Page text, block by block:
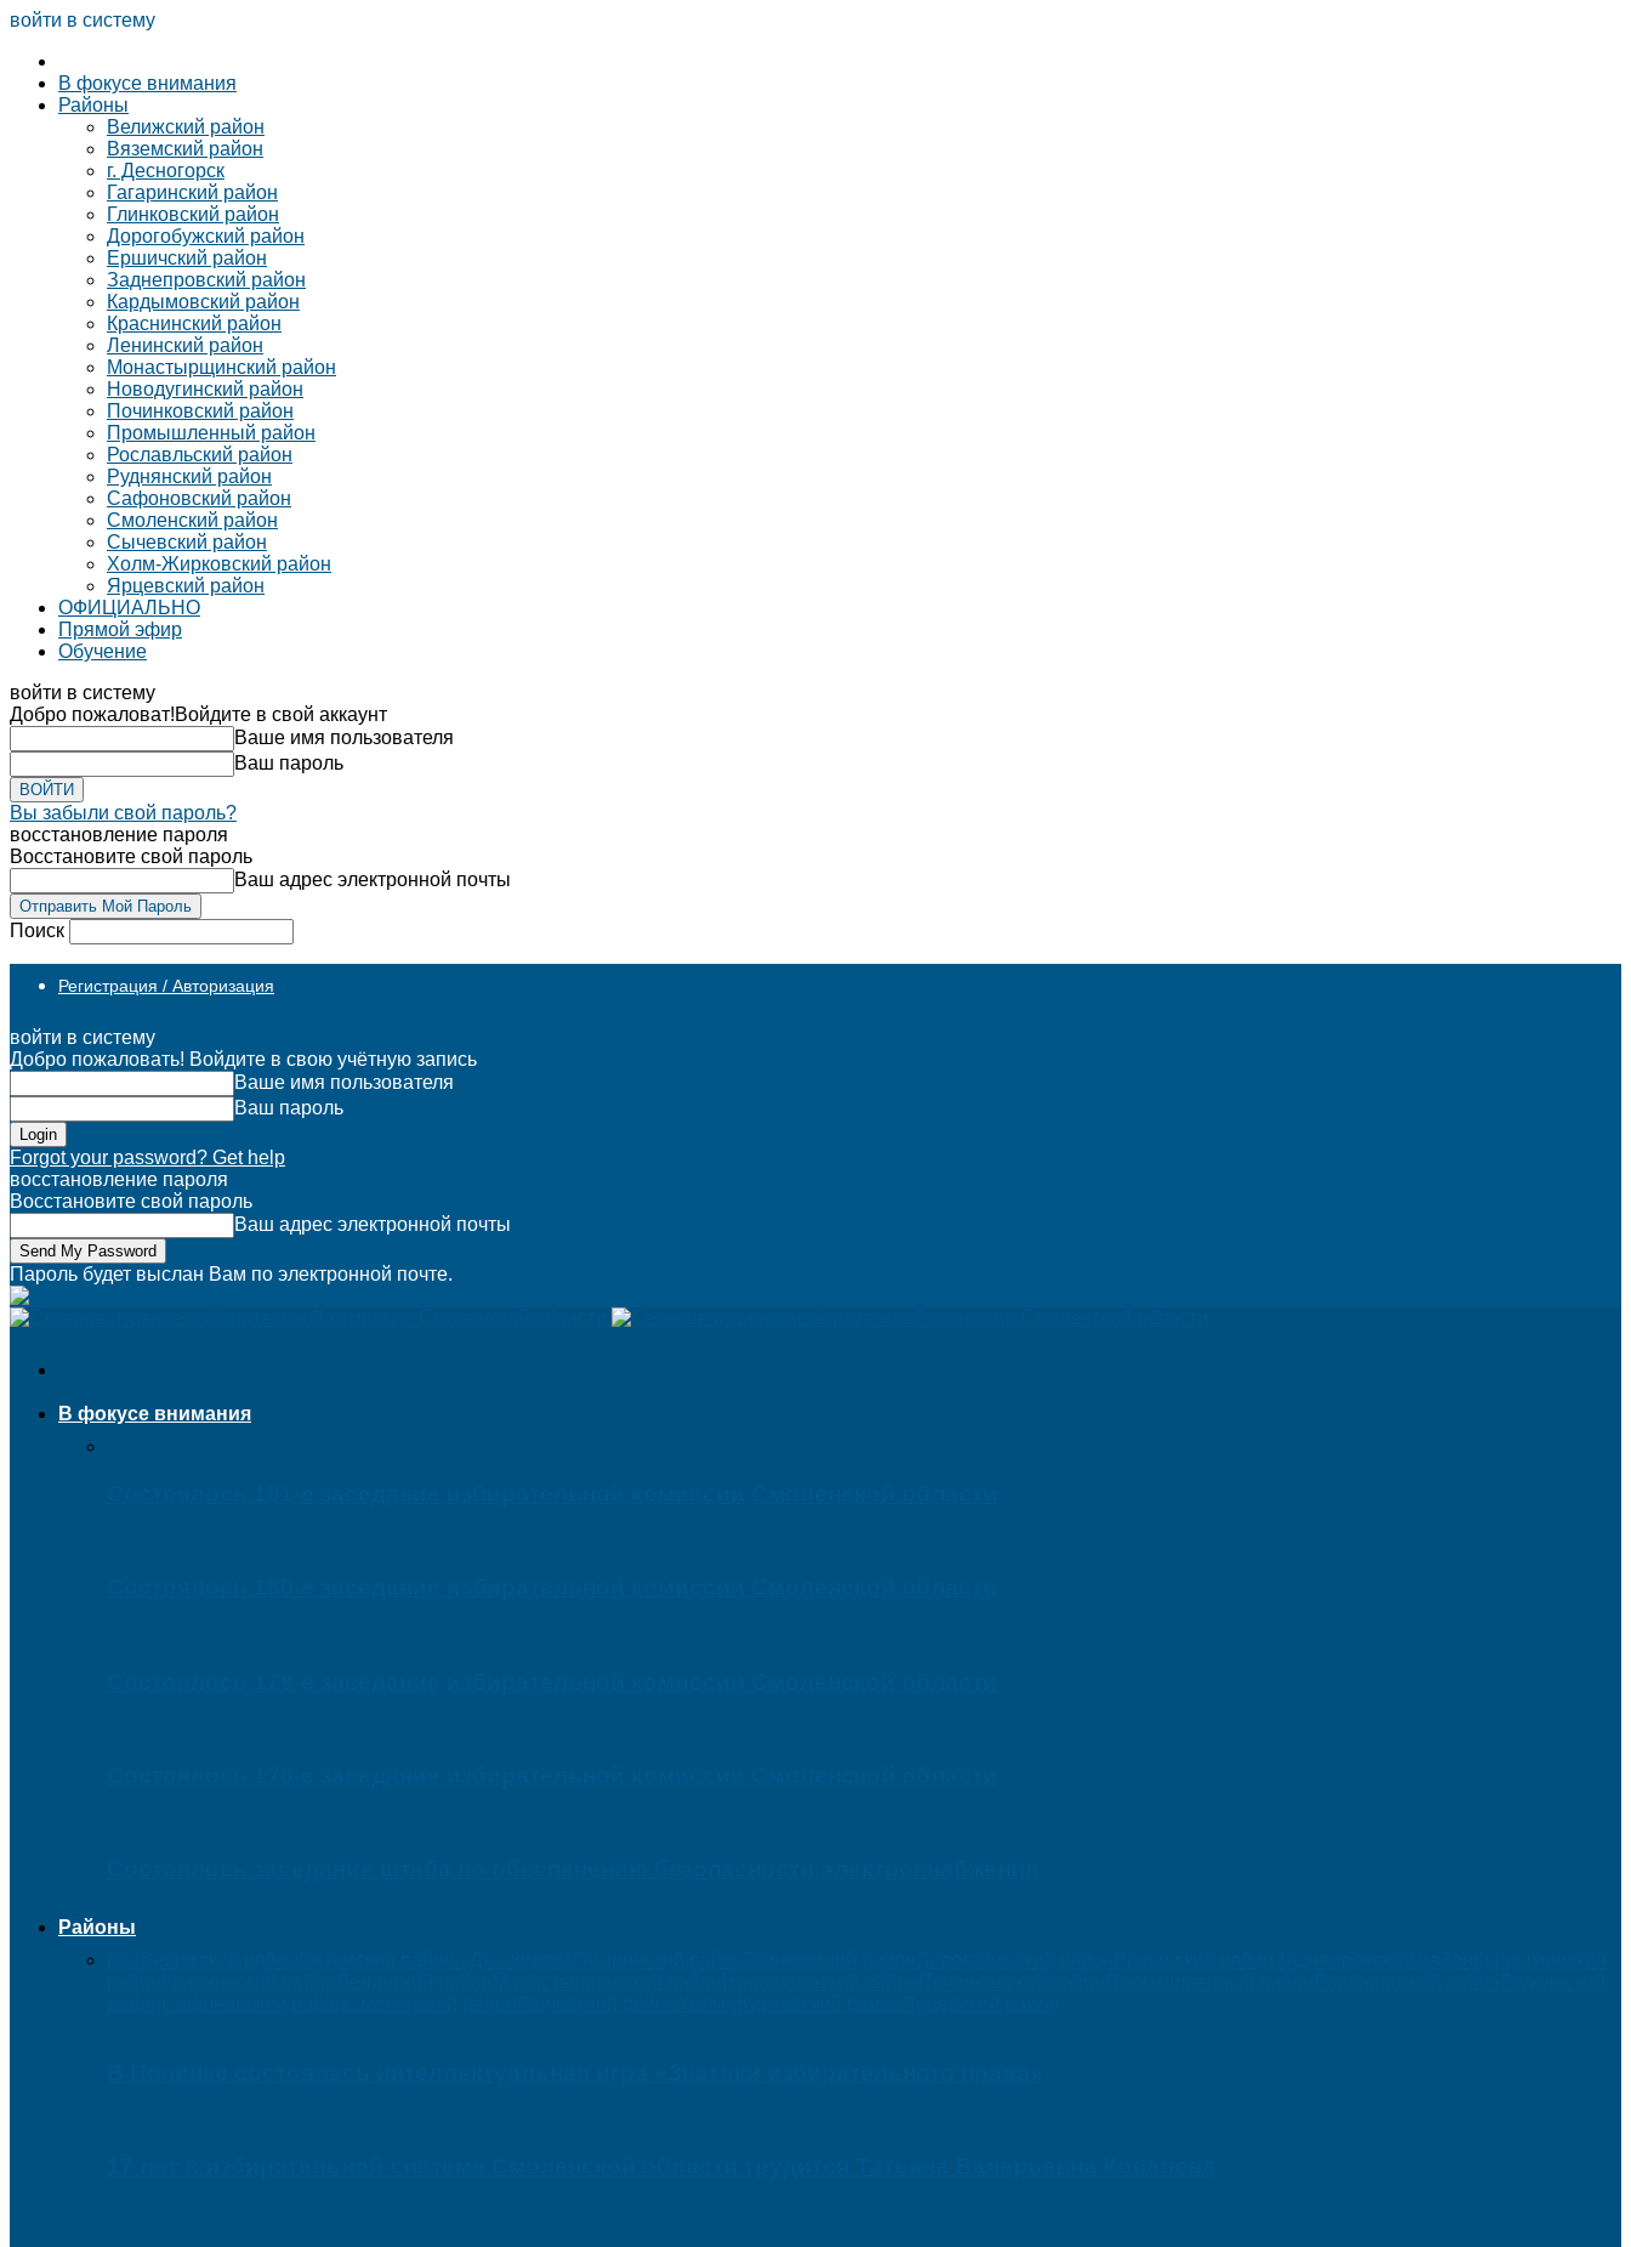
войти в систему
В фокусе внимания
Районы
Велижский район
Вяземский район
г. Десногорск
Гагаринский район
Глинковский район
Дорогобужский район
Ершичский район
Заднепровский район
Кардымовский район
Краснинский район
Ленинский район
Монастырщинский район
Новодугинский район
Починковский район
Промышленный район
Рославльский район
Руднянский район
Сафоновский район
Смоленский район
Сычевский район
Холм-Жирковский район
Ярцевский район
ОФИЦИАЛЬНО
Прямой эфир
Обучение
войти в систему
Добро пожаловат!Войдите в свой аккаунт
Ваше имя пользователя
Ваш пароль
Вы забыли свой пароль?
восстановление пароля
Восстановите свой пароль
Ваш адрес электронной почты
Поиск
Регистрация / Авторизация
войти в систему
Добро пожаловать! Войдите в свою учётную запись
Ваше имя пользователя
Ваш пароль
Forgot your password? Get help
восстановление пароля
Восстановите свой пароль
Ваш адрес электронной почты
Пароль будет выслан Вам по электронной почте.
В фокусе внимания
Районы